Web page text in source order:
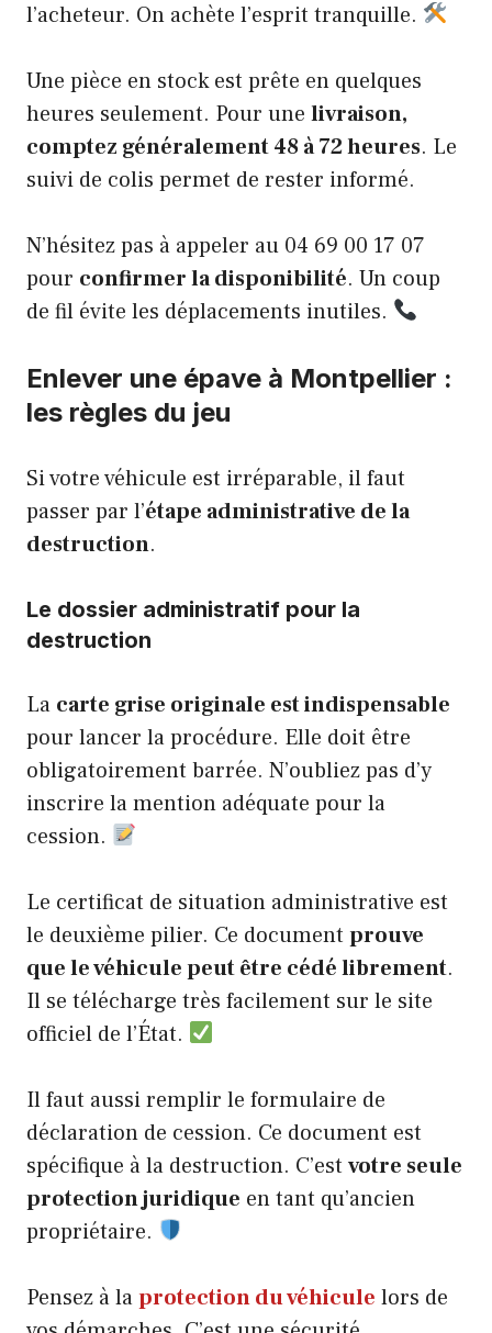
l’acheteur. On achète l’esprit tranquille.
Une pièce en stock est prête en quelques
heures seulement. Pour une livraison,
comptez généralement 48 à 72 heures. Le
suivi de colis permet de rester informé.
N’hésitez pas à appeler au 04 69 00 17 07
pour confirmer la disponibilité. Un coup
de fil évite les déplacements inutiles.
Enlever une épave à Montpellier :
les règles du jeu
Si votre véhicule est irréparable, il faut
passer par l’étape administrative de la
destruction.
Le dossier administratif pour la
destruction
La carte grise originale est indispensable
pour lancer la procédure. Elle doit être
obligatoirement barrée. N’oubliez pas d’y
inscrire la mention adéquate pour la
cession.
Le certificat de situation administrative est
le deuxième pilier. Ce document prouve
que le véhicule peut être cédé librement.
Il se télécharge très facilement sur le site
officiel de l’État.
Il faut aussi remplir le formulaire de
déclaration de cession. Ce document est
spécifique à la destruction. C’est votre seule
protection juridique en tant qu’ancien
propriétaire.
Pensez à laprotection du véhicule lors de